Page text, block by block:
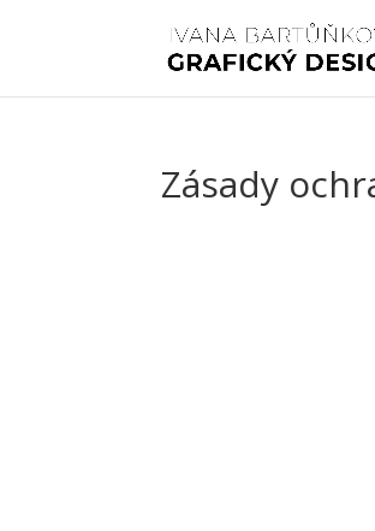
Zásady